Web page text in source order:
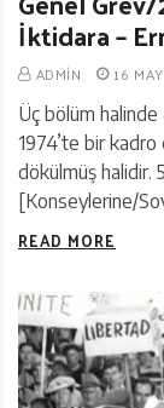
İktidara –
ADMIN 16
Üç bölüm halinde
1974’te bir kadro
dökülmüş halidir.
[Konseylerine/
READ MORE